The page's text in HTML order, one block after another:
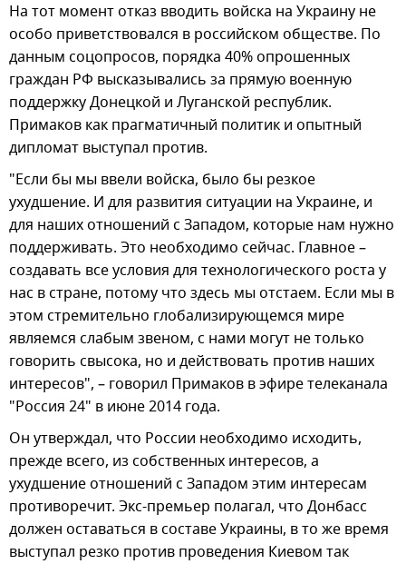
На тот момент отказ вводить войска на Украину не
особо приветствовался в российском обществе. По
данным соцопросов, порядка 40% опрошенных
граждан РФ высказывались за прямую военную
поддержку Донецкой и Луганской республик.
Примаков как прагматичный политик и опытный
дипломат выступал против.
"Если бы мы ввели войска, было бы резкое
ухудшение. И для развития ситуации на Украине, и
для наших отношений с Западом, которые нам нужно
поддерживать. Это необходимо сейчас. Главное –
создавать все условия для технологического роста у
нас в стране, потому что здесь мы отстаем. Если мы в
этом стремительно глобализирующемся мире
являемся слабым звеном, с нами могут не только
говорить свысока, но и действовать против наших
интересов", – говорил Примаков в эфире телеканала
"Россия 24" в июне 2014 года.
Он утверждал, что России необходимо исходить,
прежде всего, из собственных интересов, а
ухудшение отношений с Западом этим интересам
противоречит. Экс-премьер полагал, что Донбасс
должен оставаться в составе Украины, в то же время
выступал резко против проведения Киевом так